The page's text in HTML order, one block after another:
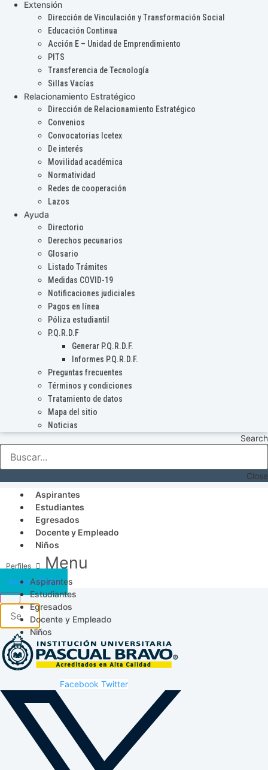
Extensión
Dirección de Vinculación y Transformación Social
Educación Continua
Acción E – Unidad de Emprendimiento
PITS
Transferencia de Tecnología
Sillas Vacías
Relacionamiento Estratégico
Dirección de Relacionamiento Estratégico
Convenios
Convocatorias Icetex
De interés
Movilidad académica
Normatividad
Redes de cooperación
Lazos
Ayuda
Directorio
Derechos pecunarios
Glosario
Listado Trámites
Medidas COVID-19
Notificaciones judiciales
Pagos en línea
Póliza estudiantil
P.Q.R.D.F
Generar P.Q.R.D.F.
Informes P.Q.R.D.F.
Preguntas frecuentes
Términos y condiciones
Tratamiento de datos
Mapa del sitio
Noticias
Search
Close
Aspirantes
Estudiantes
Egresados
Docente y Empleado
Niños
Menu
Aspirantes
Estudiantes
Egresados
Docente y Empleado
Niños
Acceso SICAU
Facebook Twitter